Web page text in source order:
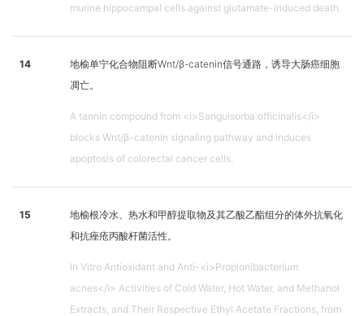
murine hippocampal cells against glutamate-induced death.
14
地榆单宁化合物阻断Wnt/β-catenin信号通路，诱导大肠癌细胞
凋亡。
A tannin compound from <i>Sanguisorba officinalis</i>
blocks Wnt/β-catenin signaling pathway and induces
apoptosis of colorectal cancer cells.
15
地榆根冷水、热水和甲醇提取物及其乙酸乙酯组分的体外抗氧化
和抗痤疮丙酸杆菌活性。
In Vitro Antioxidant and Anti-<i>Propionibacterium
acnes</i> Activities of Cold Water, Hot Water, and Methanol
Extracts, and Their Respective Ethyl Acetate Fractions, from